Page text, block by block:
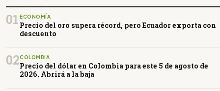
01 ECONOMÍA
Precio del oro supera récord, pero Ecuador exporta con
descuento
02COLOMBIA
Precio del dólar en Colombia para este 5 de agosto de
2026. Abrirá a la baja